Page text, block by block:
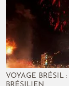
longtemps après
VOYAGE BRÉSIL